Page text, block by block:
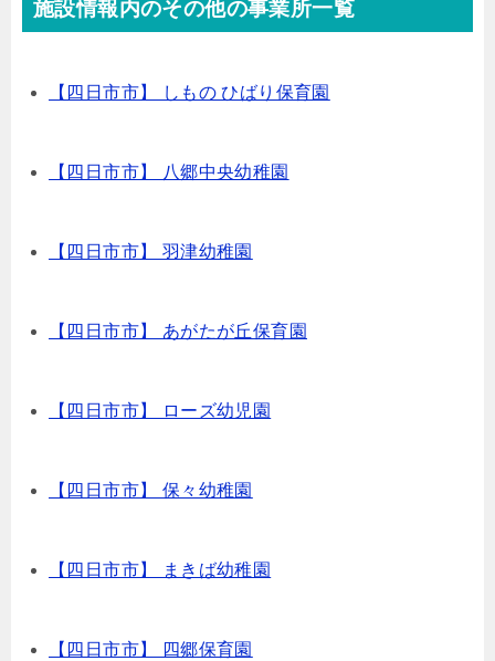
施設情報内のその他の事業所一覧
【四日市市】 しもの ひばり保育園
【四日市市】 八郷中央幼稚園
【四日市市】 羽津幼稚園
【四日市市】 あがたが丘保育園
【四日市市】 ローズ幼児園
【四日市市】 保々幼稚園
【四日市市】 まきば幼稚園
【四日市市】 四郷保育園